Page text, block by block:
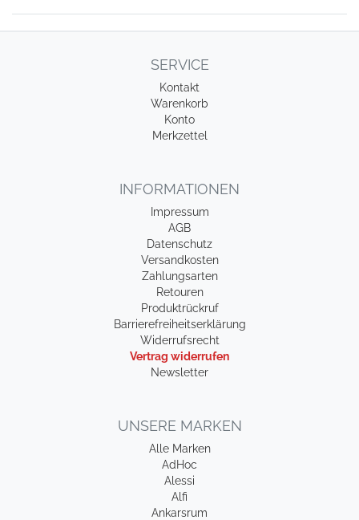
SERVICE
Kontakt
Warenkorb
Konto
Merkzettel
INFORMATIONEN
Impressum
AGB
Datenschutz
Versandkosten
Zahlungsarten
Retouren
Produktrückruf
Barrierefreiheitserklärung
Widerrufsrecht
Vertrag widerrufen
Newsletter
UNSERE MARKEN
Alle Marken
AdHoc
Alessi
Alfi
Ankarsrum